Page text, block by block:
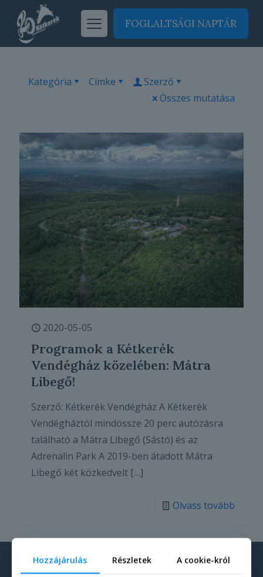
FOGLALTSÁGI NAPTÁR
Kategória Címke
Szerző
Összes mutatása
2020-05-05
Programok a Kétkerék
Vendégház közelében: Mátra
Libegő!
Szerző: Kétkerék Vendégház A Kétkerék
Vendégháztól mindössze 20 perc autózásra
található a Mátra Libegő (Sástó) és az
Adrenalin Park A 2019-ben átadott Mátra
Libegő két közkedvelt […]
Olvass tovább
Hozzájárulás Részletek A cookie-król